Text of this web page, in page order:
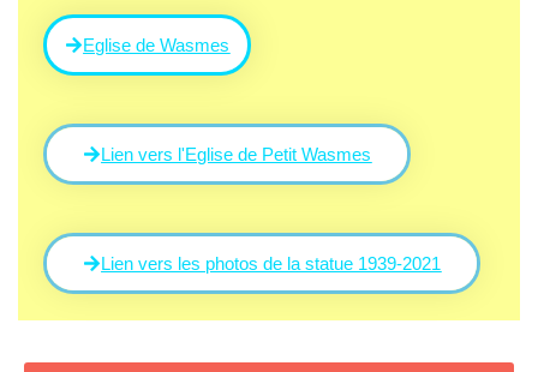
Eglise de Wasmes
Lien vers l'Eglise de Petit Wasmes
Lien vers les photos de la statue 1939-2021